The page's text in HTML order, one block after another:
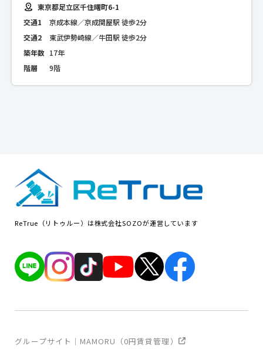
東京都足立区千住曙町6-1
交通1
京成本線／京成関屋駅 徒歩2分
交通2
東武伊勢崎線／牛田駅 徒歩2分
築年数 17年
階層
9階
ReTrue（リトゥルー）は株式会社SOZOが運営しています
グループサイト｜MAMORU（0円賃貸管理）